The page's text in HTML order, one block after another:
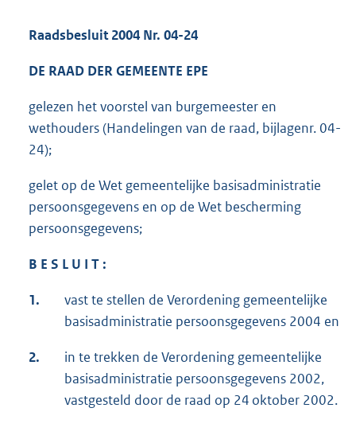
Raadsbesluit 2004 Nr. 04-24
DE RAAD DER GEMEENTE EPE
gelezen het voorstel van burgemeester en
wethouders (Handelingen van de raad, bijlagenr. 04-
24);
gelet op de Wet gemeentelijke basisadministratie
persoonsgegevens en op de Wet bescherming
persoonsgegevens;
B E S L U I T :
1.
vast te stellen de Verordening gemeentelijke
basisadministratie persoonsgegevens 2004 en
2.
in te trekken de Verordening gemeentelijke
basisadministratie persoonsgegevens 2002,
vastgesteld door de raad op 24 oktober 2002.